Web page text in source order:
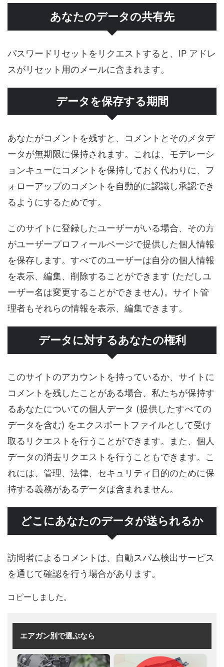
あなたのデータの共有先
パスワードリセットをリクエストすると、IP アドレ
スがリセット用のメールに含まれます。
データを保存する期間
あなたがコメントを残すと、コメントとそのメタデ
ータが無期限に保持されます。これは、モデレーシ
ョンキューにコメントを保持しておく代わりに、フ
ォローアップのコメントを自動的に認識し承認でき
るようにするためです。
このサイトに登録したユーザーがいる場合、その方
がユーザープロフィールページで提供した個人情報
を保存します。すべてのユーザーは自分の個人情報
を表示、編集、削除することができます (ただしユ
ーザー名は変更することができません)。サイト管
理者もそれらの情報を表示、編集できます。
データに対するあなたの権利
このサイトのアカウントを持っているか、サイトに
コメントを残したことがある場合、私たちが保持す
るあなたについての個人データ (提供したすべての
データを含む) をエクスポートファイルとして受け
取るリクエストを行うことができます。また、個人
データの消去リクエストを行うこともできます。こ
れには、管理、法律、セキュリティ目的のために保
持する義務があるデータは含まれません。
どこにあなたのデータが送られるか
訪問者によるコメントは、自動スパム検出サービス
を通じて確認を行う場合があります。
コピーしました。
エアガン別で選ぶなら